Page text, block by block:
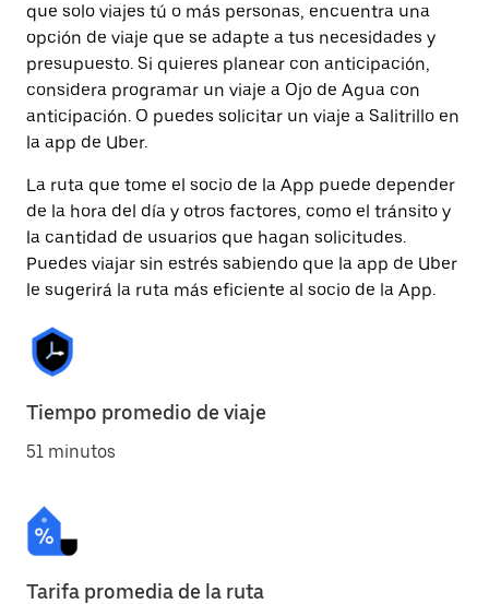
que solo viajes tú o más personas, encuentra una
opción de viaje que se adapte a tus necesidades y
presupuesto. Si quieres planear con anticipación,
considera programar un viaje a Ojo de Agua con
anticipación. O puedes solicitar un viaje a Salitrillo en
la app de Uber.
La ruta que tome el socio de la App puede depender
de la hora del día y otros factores, como el tránsito y
la cantidad de usuarios que hagan solicitudes.
Puedes viajar sin estrés sabiendo que la app de Uber
le sugerirá la ruta más eficiente al socio de la App.
Tiempo promedio de viaje
51 minutos
Tarifa promedia de la ruta